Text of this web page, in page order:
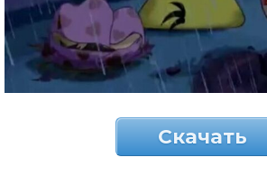
Скачать